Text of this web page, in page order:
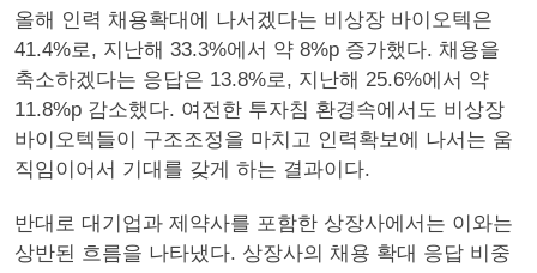
올해 인력 채용확대에 나서겠다는 비상장 바이오텍은
41.4%로, 지난해 33.3%에서 약 8%p 증가했다. 채용을
축소하겠다는 응답은 13.8%로, 지난해 25.6%에서 약
11.8%p 감소했다. 여전한 투자침 환경속에서도 비상장
바이오텍들이 구조조정을 마치고 인력확보에 나서는 움
직임이어서 기대를 갖게 하는 결과이다.
반대로 대기업과 제약사를 포함한 상장사에서는 이와는
상반된 흐름을 나타냈다. 상장사의 채용 확대 응답 비중